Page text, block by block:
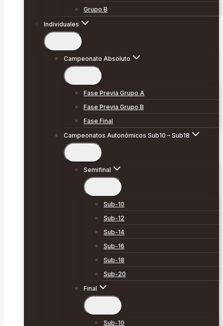
Grupo B
Individuales
Campeonato Absoluto
Fase Previa Grupo A
Fase Previa Grupo B
Fase Final
Campeonatos Autonómicos Sub10 – Sub18
Semifinal
Sub-10
Sub-12
Sub-14
Sub-16
Sub-18
Sub-20
Final
Sub-10